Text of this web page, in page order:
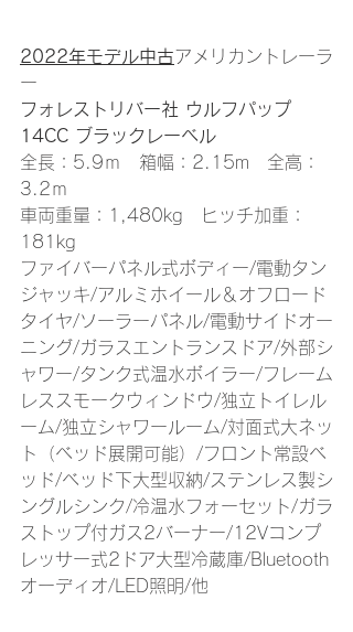
2022年モデル中古アメリカントレーラ
ー
フォレストリバー社 ウルフパップ
14CC ブラックレーベル
全長：5.9ｍ　箱幅：2.15m　全高：
3.2ｍ
車両重量：1,480kg　ヒッチ加重：
181kg
ファイバーパネル式ボディー/電動タン
ジャッキ/アルミホイール＆オフロード
タイヤ/ソーラーパネル/電動サイドオー
ニング/ガラスエントランスドア/外部シ
ャワー/タンク式温水ボイラー/フレーム
レススモークウィンドウ/独立トイレル
ーム/独立シャワールーム/対面式大ネッ
ト（ベッド展開可能）/フロント常設ベ
ッド/ベッド下大型収納/ステンレス製シ
ングルシンク/冷温水フォーセット/ガラ
ストップ付ガス2バーナー/12Vコンプ
レッサー式2ドア大型冷蔵庫/Bluetooth
オーディオ/LED照明/他